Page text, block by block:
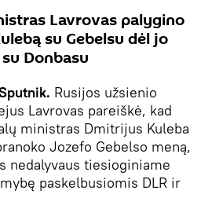
Lavrovas palygino
su Gebelsu dėl jo
Donbasu
Rusijos užsienio
Lavrovas pareiškė, kad
ministras Dmitrijus Kuleba
Jozefo Gebelso meną,
nedalyvaus tiesioginiame
paskelbusiomis DLR ir